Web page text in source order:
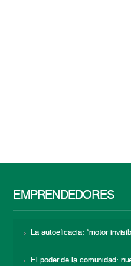
EMPRENDEDORES
La autoeficacia: “motor
El poder de la comunidad: